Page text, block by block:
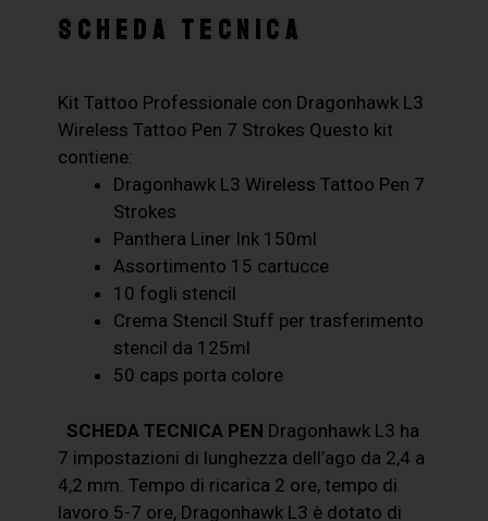
SCHEDA TECNICA
Kit Tattoo Professionale con Dragonhawk L3
Wireless Tattoo Pen 7 Strokes Questo kit
contiene:
Dragonhawk L3 Wireless Tattoo Pen 7
Strokes
Panthera Liner Ink 150ml
Assortimento 15 cartucce
10 fogli stencil
Crema Stencil Stuff per trasferimento
stencil da 125ml
50 caps porta colore
SCHEDA TECNICA PEN Dragonhawk L3 ha
7 impostazioni di lunghezza dell’ago da 2,4 a
4,2 mm. Tempo di ricarica 2 ore, tempo di
lavoro 5-7 ore, Dragonhawk L3 è dotato di